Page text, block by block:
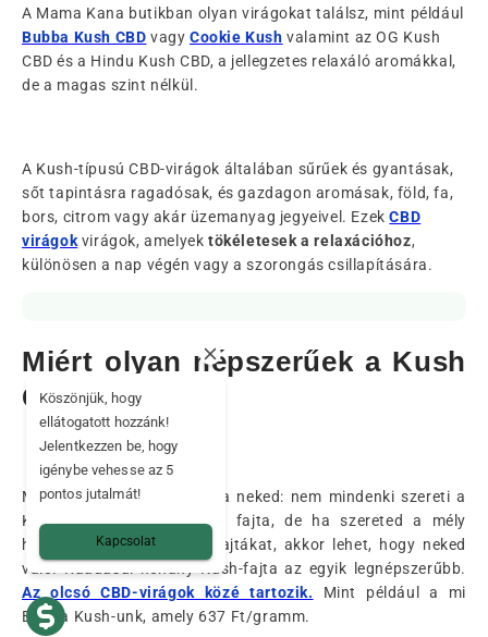
A Mama Kana butikban olyan virágokat találsz, mint például
Bubba Kush CBD vagyCookie Kush valamint az OG Kush
CBD és a Hindu Kush CBD, a jellegzetes relaxáló aromákkal,
de a magas szint nélkül.
A Kush-típusú CBD-virágok általában sűrűek és gyantásak,
sőt tapintásra ragadósak, és gazdagon aromásak, föld, fa,
bors, citrom vagy akár üzemanyag jegyeivel. EzekCBD
virágok virágok, amelyektökéletesek a relaxációhoz,
különösen a nap végén vagy a szorongás csillapítására.
Miért olyan népszerűek a Kush
CBD fajták?
Mama őszintén megmondja neked: nem mindenki szereti a
Kush-t. Ez egy karakteres fajta, de ha szereted a mély
hatású, Indica-domináns fajtákat, akkor lehet, hogy neked
való. Ráadásul néhány Kush-fajta az egyik legnépszerűbb.
Az olcsó CBD-virágok közé tartozik. Mint például a mi
Bubba Kush-unk, amely 637 Ft/gramm.
Köszönjük, hogy
ellátogatott hozzánk!
Jelentkezzen be, hogy
igénybe vehesse az 5
pontos jutalmát!
Kapcsolat